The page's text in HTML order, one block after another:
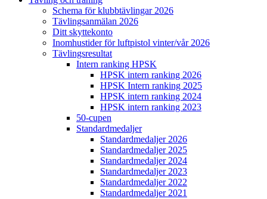
Schema för klubbtävlingar 2026
Tävlingsanmälan 2026
Ditt skyttekonto
Inomhustider för luftpistol vinter/vår 2026
Tävlingsresultat
Intern ranking HPSK
HPSK intern ranking 2026
HPSK Intern ranking 2025
HPSK intern ranking 2024
HPSK intern ranking 2023
50-cupen
Standardmedaljer
Standardmedaljer 2026
Standardmedaljer 2025
Standardmedaljer 2024
Standardmedaljer 2023
Standardmedaljer 2022
Standardmedaljer 2021